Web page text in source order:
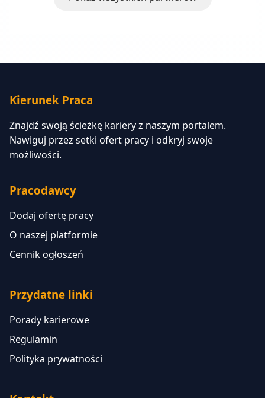
Kierunek Praca
Znajdź swoją ścieżkę kariery z naszym portalem.
Nawiguj przez setki ofert pracy i odkryj swoje
możliwości.
Pracodawcy
Dodaj ofertę pracy
O naszej platformie
Cennik ogłoszeń
Przydatne linki
Porady karierowe
Regulamin
Polityka prywatności